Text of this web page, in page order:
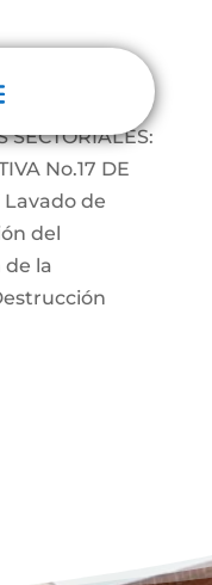
SECTORIALES:
No.17 DE
de
del
de la